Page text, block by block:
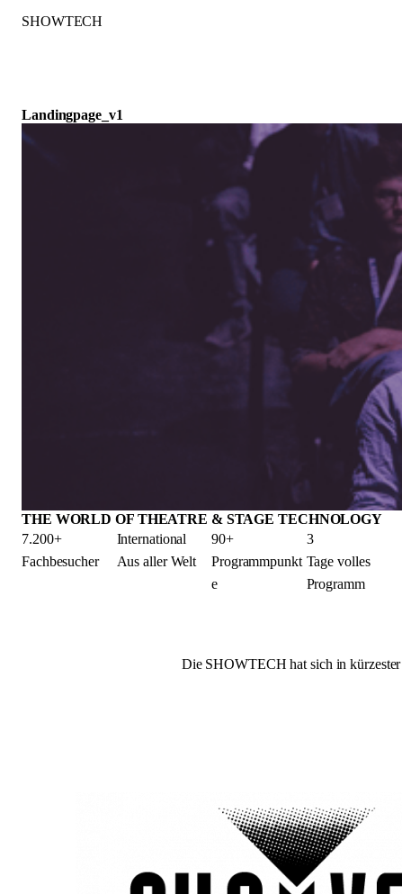
SHOWTECH
Landingpage_v1
THE WORLD OF THEATRE & STAGE TECHNOLOGY
7.200+
Fachbesucher
International
Aus aller Welt
90+
Programmpunkt
e
3
Tage volles
Programm
Die SHOWTECH hat sich in